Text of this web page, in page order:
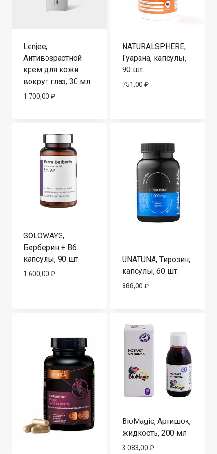
Lenjee,
Антивозрастной
крем для кожи
вокруг глаз, 30 мл
1 700,00 ₽
NATURALSPHERE,
Гуарана, капсулы,
90 шт.
751,00 ₽
SOLOWAYS,
Берберин + В6,
капсулы, 90 шт.
1 600,00 ₽
UNATUNA, Тирозин,
капсулы, 60 шт.
888,00 ₽
BioMagic, Артишок,
жидкость, 200 мл
3 083,00 ₽